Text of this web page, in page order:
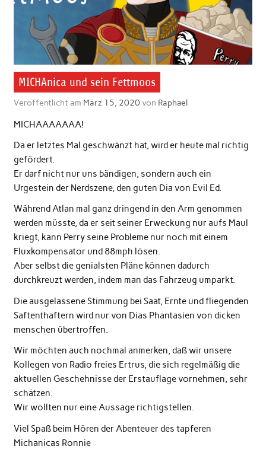
MICHAnica und sein Fettmoos
Veröffentlicht am März 15, 2020von Raphael
MICHAAAAAAA!
Da er letztes Mal geschwänzt hat, wird er heute mal richtig
gefördert.
Er darf nicht nur uns bändigen, sondern auch ein
Urgestein der Nerdszene, den guten Dia von Evil Ed.
Während Atlan mal ganz dringend in den Arm genommen
werden müsste, da er seit seiner Erweckung nur aufs Maul
kriegt, kann Perry seine Probleme nur noch mit einem
Fluxkompensator und 88mph lösen.
Aber selbst die genialsten Pläne können dadurch
durchkreuzt werden, indem man das Fahrzeug umparkt.
Die ausgelassene Stimmung bei Saat, Ernte und fliegenden
Saftenthaftern wird nur von Dias Phantasien von dicken
menschen übertroffen.
Wir möchten auch nochmal anmerken, daß wir unsere
Kollegen von Radio freies Ertrus, die sich regelmäßig die
aktuellen Geschehnisse der Erstauflage vornehmen, sehr
schätzen.
Wir wollten nur eine Aussage richtigstellen.
Viel Spaß beim Hören der Abenteuer des tapferen
Michanicas Ronnie